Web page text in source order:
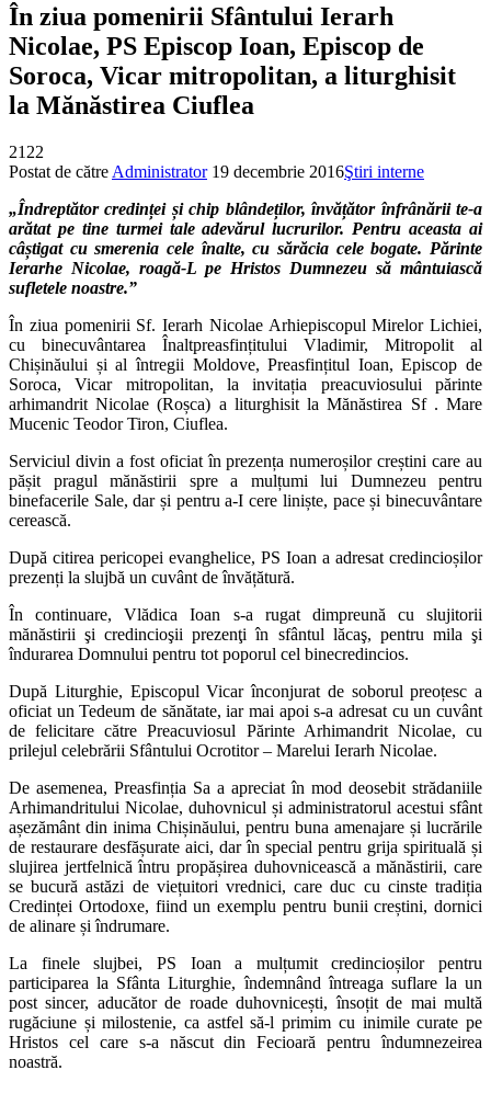
În ziua pomenirii Sfântului Ierarh
Nicolae, PS Episcop Ioan, Episcop de
Soroca, Vicar mitropolitan, a liturghisit
la Mănăstirea Ciuflea
2122
Postat de către Administrator 19 decembrie 2016Ştiri interne
„Îndreptător credinței și chip blândeților, învățător înfrânării te-a
arătat pe tine turmei tale adevărul lucrurilor. Pentru aceasta ai
câștigat cu smerenia cele înalte, cu sărăcia cele bogate. Părinte
Ierarhe Nicolae, roagă-L pe Hristos Dumnezeu să mântuiască
sufletele noastre.”
În ziua pomenirii Sf. Ierarh Nicolae Arhiepiscopul Mirelor Lichiei,
cu binecuvântarea Înaltpreasfințitului Vladimir, Mitropolit al
Chișinăului și al întregii Moldove, Preasfințitul Ioan, Episcop de
Soroca, Vicar mitropolitan, la invitația preacuviosului părinte
arhimandrit Nicolae (Roșca) a liturghisit la Mănăstirea Sf . Mare
Mucenic Teodor Tiron, Ciuflea.
Serviciul divin a fost oficiat în prezența numeroșilor creștini care au
pășit pragul mănăstirii spre a mulțumi lui Dumnezeu pentru
binefacerile Sale, dar și pentru a-I cere liniște, pace și binecuvântare
cerească.
După citirea pericopei evanghelice, PS Ioan a adresat credincioșilor
prezenți la slujbă un cuvânt de învățătură.
În continuare, Vlădica Ioan s-a rugat dimpreună cu slujitorii
mănăstirii şi credincioşii prezenţi în sfântul lăcaş, pentru mila şi
îndurarea Domnului pentru tot poporul cel binecredincios.
După Liturghie, Episcopul Vicar înconjurat de soborul preoțesc a
oficiat un Tedeum de sănătate, iar mai apoi s-a adresat cu un cuvânt
de felicitare către Preacuviosul Părinte Arhimandrit Nicolae, cu
prilejul celebrării Sfântului Ocrotitor – Marelui Ierarh Nicolae.
De asemenea, Preasfinția Sa a apreciat în mod deosebit strădaniile
Arhimandritului Nicolae, duhovnicul și administratorul acestui sfânt
așezământ din inima Chișinăului, pentru buna amenajare și lucrările
de restaurare desfășurate aici, dar în special pentru grija spirituală și
slujirea jertfelnică întru propășirea duhovnicească a mănăstirii, care
se bucură astăzi de viețuitori vrednici, care duc cu cinste tradiția
Credinței Ortodoxe, fiind un exemplu pentru bunii creștini, dornici
de alinare și îndrumare.
La finele slujbei, PS Ioan a mulțumit credincioșilor pentru
participarea la Sfânta Liturghie, îndemnând întreaga suflare la un
post sincer, aducător de roade duhovnicești, însoțit de mai multă
rugăciune și milostenie, ca astfel să-l primim cu inimile curate pe
Hristos cel care s-a născut din Fecioară pentru îndumnezeirea
noastră.